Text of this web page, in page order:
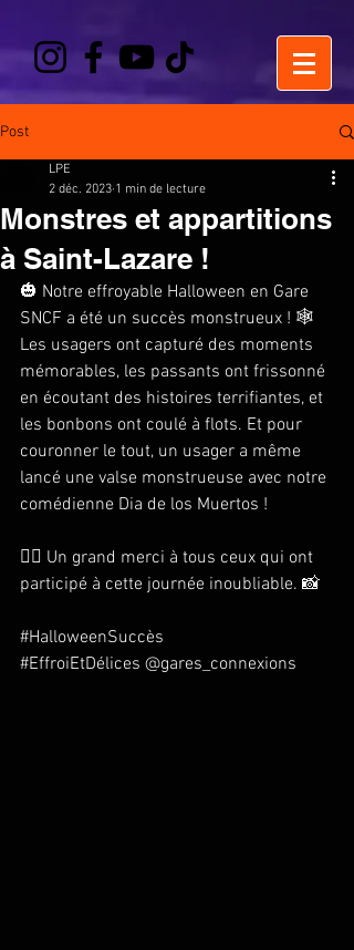
Post
Monstres et appartitions
à Saint-Lazare !
LPE
2 déc. 2023 1 min de lecture
🎃 Notre effroyable Halloween en Gare
SNCF a été un succès monstrueux ! 🕸️
Les usagers ont capturé des moments
mémorables, les passants ont frissonné
en écoutant des histoires terrifiantes, et
les bonbons ont coulé à flots. Et pour
couronner le tout, un usager a même
lancé une valse monstrueuse avec notre
comédienne Dia de los Muertos !
🧟‍♂️ Un grand merci à tous ceux qui ont
participé à cette journée inoubliable. 📸
#HalloweenSuccès
#EffroiEtDélices @gares_connexions